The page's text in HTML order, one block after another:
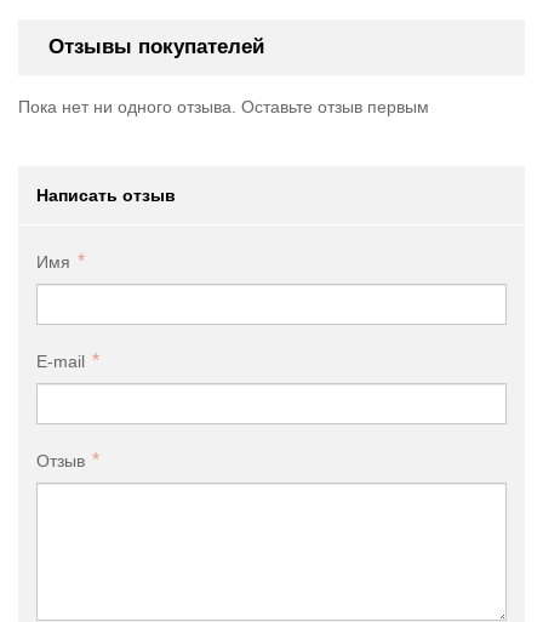
Отзывы покупателей
Пока нет ни одного отзыва. Оставьте отзыв первым
Написать отзыв
Имя
E-mail
Отзыв